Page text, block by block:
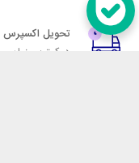
تحویل اکسپرس
در کمترین زمان